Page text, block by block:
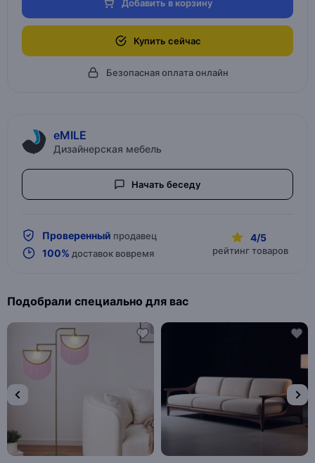
Добавить в корзину
Купить сейчас
Безопасная оплата онлайн
eMILE
Дизайнерская мебель
Начать беседу
Проверенный продавец
100% доставок вовремя
4/5
рейтинг товаров
Подобрали специально для вас